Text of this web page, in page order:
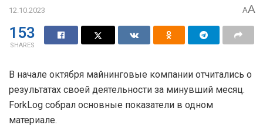
12.10.2023 AA
153
SHARES
В начале октября майнинговые компании отчитались о
результатах своей деятельности за минувший месяц.
ForkLog собрал основные показатели в одном
материале.